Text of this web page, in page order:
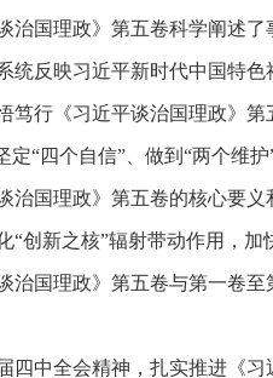
治国理政》第五卷科学阐述
统反映习近平新时代中国特
笃行《习近平谈治国理政》
定“四个自信”、做到“两个维
治国理政》第五卷的核心要
“创新之核”辐射带动作用，
治国理政》第五卷与第一卷
四中全会精神，扎实推进《